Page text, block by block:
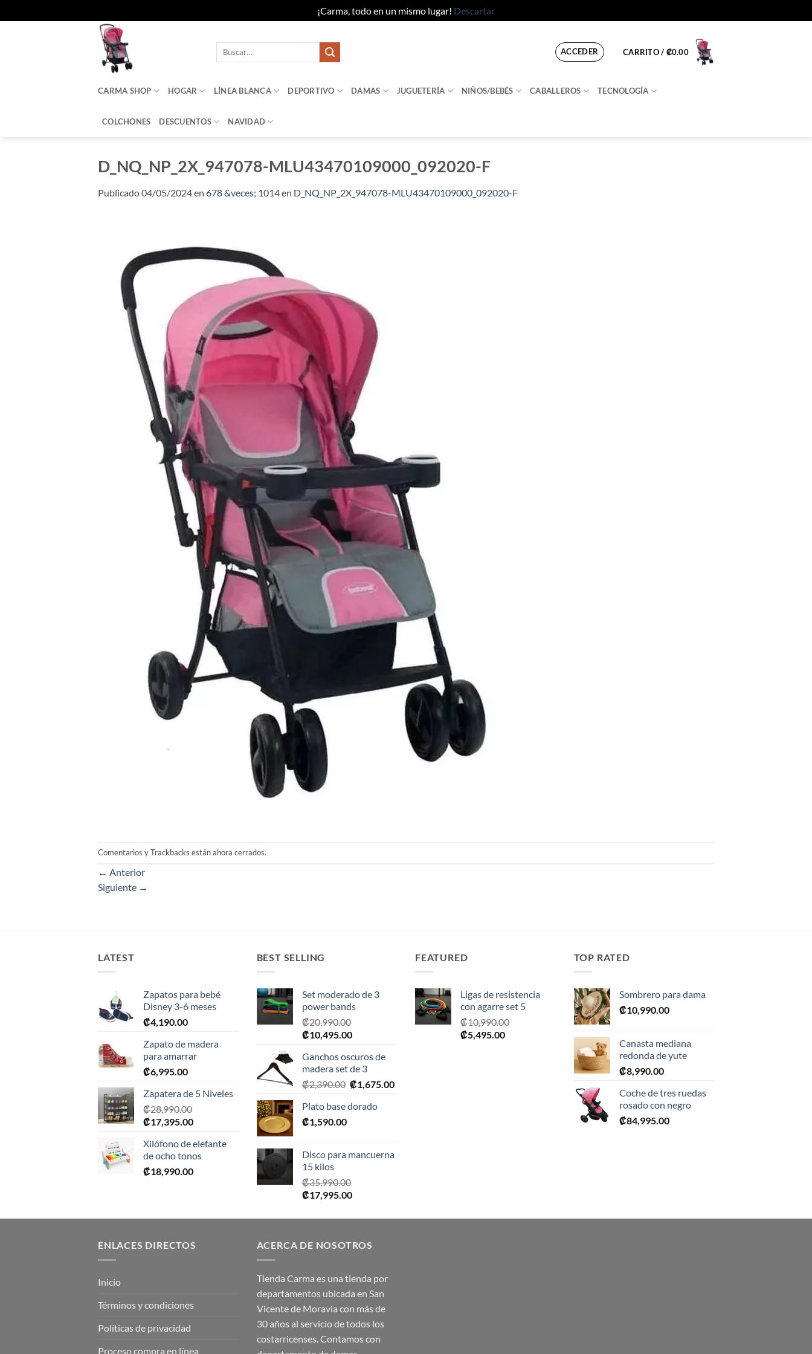
¡Carma, todo en un mismo lugar! Descartar
Buscar
ACCEDER CARRITO / ₡0.00
CARMA SHOP HOGAR LÍNEA BLANCA DEPORTIVO DAMAS JUGUETERÍA NIÑOS/BEBÉS CABALLEROS TECNOLOGÍA
COLCHONES DESCUENTOS NAVIDAD
D_NQ_NP_2X_947078-MLU43470109000_092020-F
Publicado04/05/2024en 678 &veces; 1014en D_NQ_NP_2X_947078-MLU43470109000_092020-F
Comentarios y Trackbacks están ahora cerrados.
← Anterior
Siguiente →
LATEST
Zapatos para bebé
Disney 3-6 meses
₡4,190.00
Zapato de madera
para amarrar
₡6,995.00
Zapatera de 5 Niveles
₡28,990.00
El
original
era:
₡28,990.00.
₡17,395.00El
actual
es:
₡17,395.00.
Xilófono de elefante
de ocho tonos
₡18,990.00
BEST SELLING
Set moderado de 3
power bands
₡20,990.00
El
original
era:
₡20,990.00.
₡10,495.00El
actual
es:
₡10,495.00.
Ganchos oscuros de
madera set de 3
₡2,390.00 El
original
₡1,675.00El
Plato base dorado
₡1,590.00
Disco para mancuerna
15 kilos
₡35,990.00
El
original
₡35,990.00.
₡17,995.00El
actual
₡17,995.00.
FEATURED
Ligas de resistencia
con agarre set 5
₡10,990.00
El
₡5,495.00El
TOP RATED
Sombrero para dama
₡10,990.00
Canasta mediana
redonda de yute
₡8,990.00
Coche de tres ruedas
rosado con negro
₡84,995.00
ENLACES DIRECTOS
Inicio
Términos y condiciones
Políticas de privacidad
Proceso compra en línea
ACERCA DE NOSOTROS
Tienda Carma es una tienda por
departamentos ubicada en San
Vicente de Moravia con más de
30 años al servicio de todos los
costarricenses. Contamos con